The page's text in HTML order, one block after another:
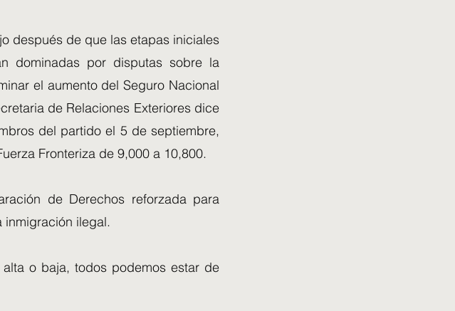
después de que las etapas iniciales
dominadas por disputas sobre la
el aumento del Seguro Nacional
de Relaciones Exteriores dice
del partido el 5 de septiembre,
Fronteriza de 9,000 a 10,800.
de Derechos reforzada para
inmigración ilegal.
o baja, todos podemos estar de